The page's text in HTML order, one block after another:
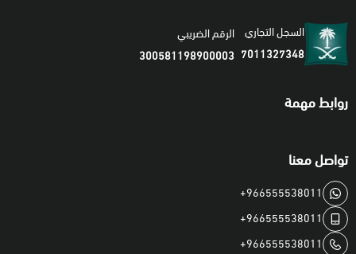
السجل التجاري
7011327348
الرقم الضريبي
300581198900003
روابط مهمة
تواصل معنا
+966555538011
+966555538011
+966555538011